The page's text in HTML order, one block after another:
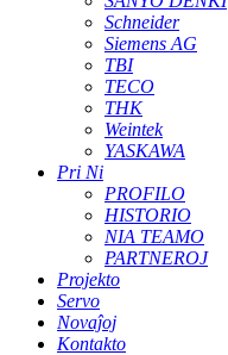
Schneider
Siemens AG
TBI
TECO
THK
Weintek
YASKAWA
Pri Ni
PROFILO
HISTORIO
NIA TEAMO
PARTNEROJ
Projekto
Servo
Novaĵoj
Kontakto